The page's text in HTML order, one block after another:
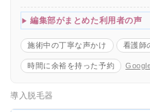
編集部がまとめた利用者の声
施術中の丁寧な声かけ 看護師
時間に余裕を持った予約
導入脱毛器